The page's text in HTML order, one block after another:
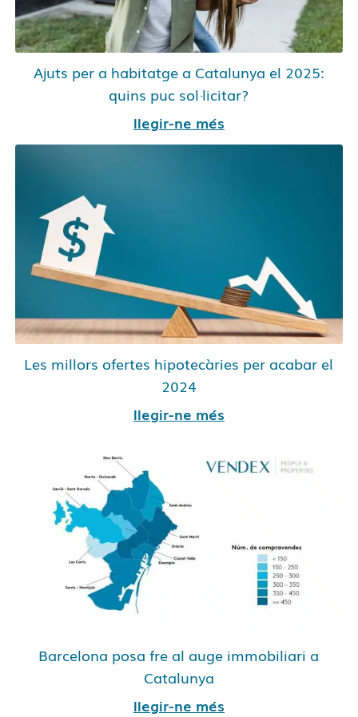
Ajuts per a habitatge a Catalunya el 2025:
quins puc sol·licitar?
llegir-ne més
Les millors ofertes hipotecàries per acabar el
2024
llegir-ne més
Barcelona posa fre al auge immobiliari a
Catalunya
llegir-ne més